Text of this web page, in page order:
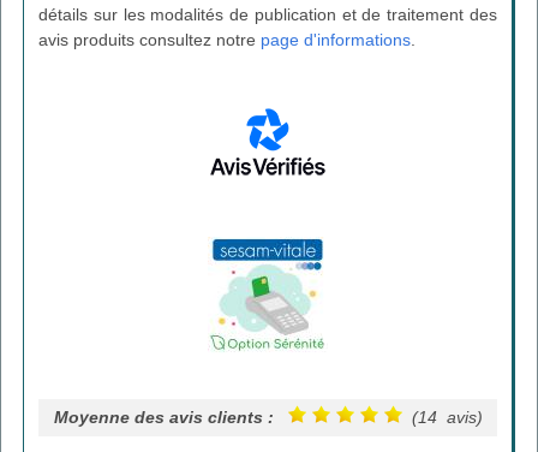
détails sur les modalités de publication et de traitement des
avis produits consultez notre page d'informations
Moyenne des avis clients : (14 avis)